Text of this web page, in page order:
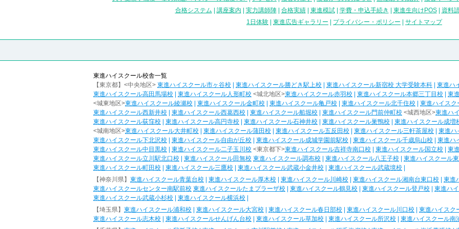
合格システム
講座案内 実力講師陣| 合格実績| 東進模試| 学費・申込手続き 東進生向けPOS|
資料
1日体験
東進広告ギャラリー プライバシー・ポリシー サイトマップ
東進ハイスクール校舎一覧
【東京都】<中央地区> 東進ハイスクール市ヶ谷校 東進ハイスクール勝どき駅上校 東進ハイスクール新宿校 大学受験本科
東進ハ
東進ハイスクール高田馬場校
東進ハイスクール人形町校 <城北地区>東進ハイスクール赤羽校 東進ハイスクール本郷三丁目校
東
<城東地区>東進ハイスクール綾瀬校 東進ハイスクール金町校 東進ハイスクール亀戸校 東進ハイスクール北千住校
東進ハイスク
東進ハイスクール西新井校
東進ハイスクール西葛西校 東進ハイスクール船堀校 東進ハイスクール門前仲町校 <城西地区>東進ハ
東進ハイスクール荻窪校
東進ハイスクール高円寺校 東進ハイスクール石神井校 東進ハイスクール巣鴨校
東進ハイスクール成増
<城南地区>東進ハイスクール大井町校 東進ハイスクール蒲田校 東進ハイスクール五反田校 東進ハイスクール三軒茶屋校
東進ハ
東進ハイスクール下北沢校
東進ハイスクール自由が丘校 東進ハイスクール成城学園前駅校 東進ハイスクール千歳烏山校
東進ハ
東進ハイスクール中目黒校
東進ハイスクール二子玉川校 <東京都下>東進ハイスクール吉祥寺南口校 東進ハイスクール国立校
東
東進ハイスクール立川駅北口校
東進ハイスクール田無校 東進ハイスクール調布校 東進ハイスクール八王子校
東進ハイスクール
東進ハイスクール町田校
東進ハイスクール三鷹校 東進ハイスクール武蔵小金井校 東進ハイスクール武蔵境校
【神奈川県】 東進ハイスクール青葉台校 東進ハイスクール厚木校 東進ハイスクール川崎校 東進ハイスクール湘南台東口校
東進
東進ハイスクールセンター南駅前校 東進ハイスクールたまプラーザ校 東進ハイスクール鶴見校 東進ハイスクール登戸校
東進ハ
東進ハイスクール武蔵小杉校
東進ハイスクール横浜校
【埼玉県】 東進ハイスクール浦和校 東進ハイスクール大宮校 東進ハイスクール春日部校 東進ハイスクール川口校
東進ハイスク
東進ハイスクール志木校
東進ハイスクールせんげん台校 東進ハイスクール草加校 東進ハイスクール所沢校
東進ハイスクール南